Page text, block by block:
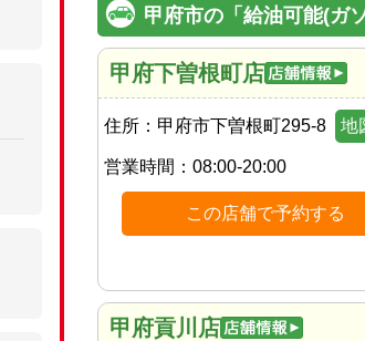
甲府市の「給油可能(ガ
甲府下曽根町店
住所： 甲府市下曽根町295-8 地
営業時間： 08:00-20:00
この店舗で予約する
甲府貢川店